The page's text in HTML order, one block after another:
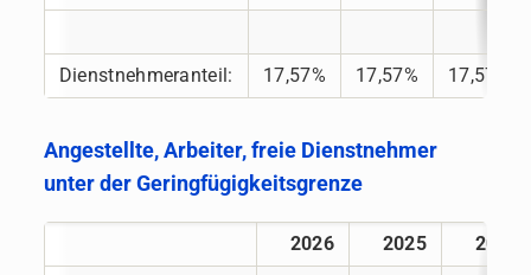
Dienstnehmeranteil: 17,57% 17,57% 17,57%
Angestellte, Arbeiter, freie Dienstnehmer
unter der Geringfügigkeitsgrenze
2026 2025
2024